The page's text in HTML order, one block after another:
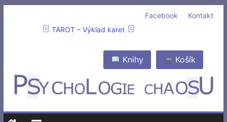
Kontakt
Facebook
TAROT – Výklad karet
Košík
Knihy